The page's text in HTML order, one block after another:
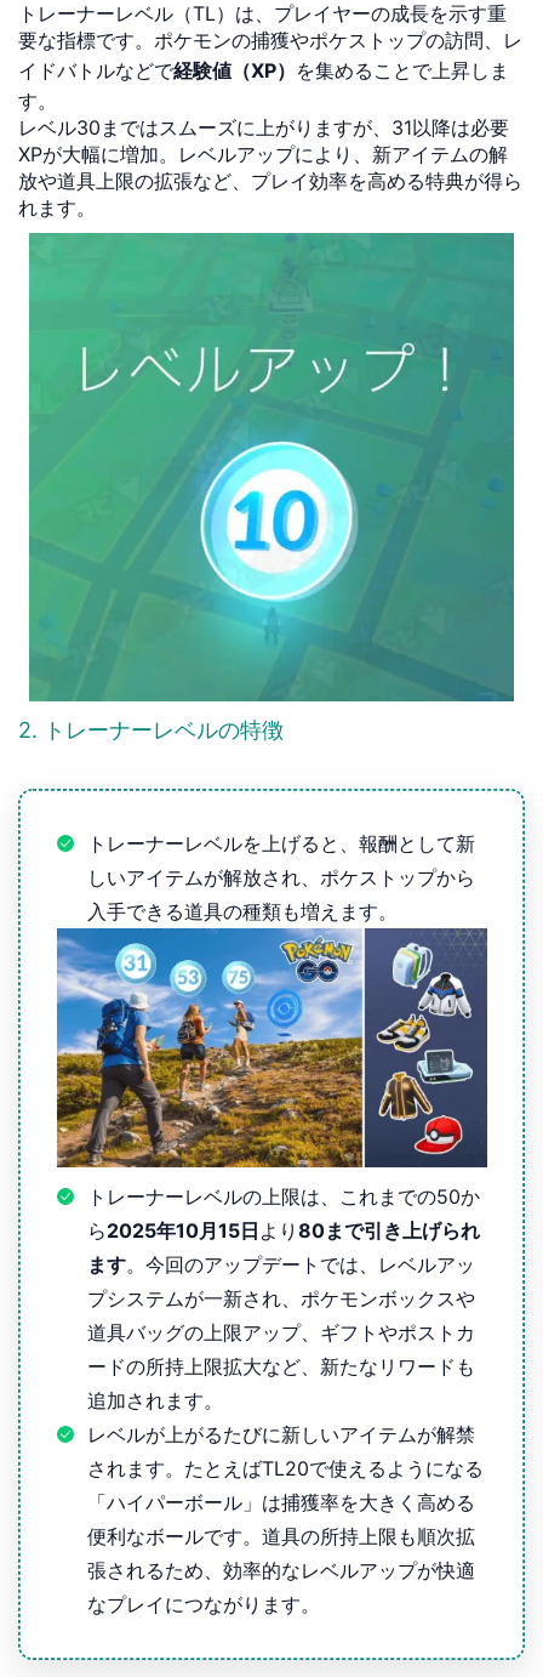
トレーナーレベル（TL）は、プレイヤーの成長を示す重
要な指標です。ポケモンの捕獲やポケストップの訪問、レ
イドバトルなどで経験値（XP） を集めることで上昇しま
す。
レベル30まではスムーズに上がりますが、31以降は必要
XPが大幅に増加。レベルアップにより、新アイテムの解
放や道具上限の拡張など、プレイ効率を高める特典が得ら
れます。
2. トレーナーレベルの特徴
トレーナーレベルを上げると、報酬として新
しいアイテムが解放され、ポケストップから
入手できる道具の種類も増えます。
トレーナーレベルの上限は、これまでの50か
ら2025年10月15日 より 80まで引き上げられ
ます。今回のアップデートでは、レベルアッ
プシステムが一新され、ポケモンボックスや
道具バッグの上限アップ、ギフトやポストカ
ードの所持上限拡大など、新たなリワードも
追加されます。
レベルが上がるたびに新しいアイテムが解禁
されます。たとえばTL20で使えるようになる
「ハイパーボール」は捕獲率を大きく高める
便利なボールです。道具の所持上限も順次拡
張されるため、効率的なレベルアップが快適
なプレイにつながります。